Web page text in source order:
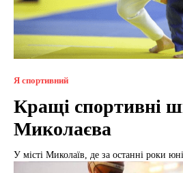
Я спортивний
Кращі спортивні
Миколаєва
У місті Миколаїв, де за останні роки